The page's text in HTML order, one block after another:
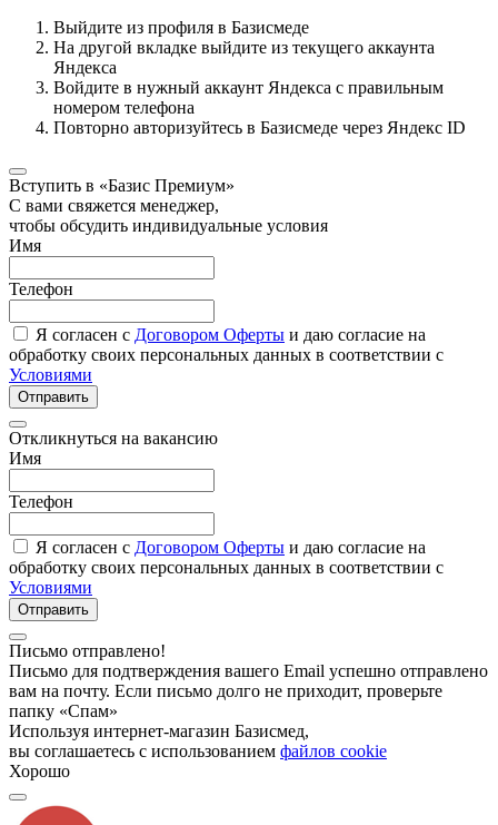
Выйдите из профиля в Базисмеде
На другой вкладке выйдите из текущего аккаунта
Яндекса
Войдите в нужный аккаунт Яндекса с правильным
номером телефона
Повторно авторизуйтесь в Базисмеде через Яндекс ID
Вступить в «Базис Премиум»
С вами свяжется менеджер,
чтобы обсудить индивидуальные условия
Имя
Телефон
Я согласен с Договором Оферты и даю согласие на
обработку своих персональных данных в соответствии с
Условиями
Отправить
Откликнуться на вакансию
Имя
Телефон
Я согласен с Договором Оферты и даю согласие на
обработку своих персональных данных в соответствии с
Условиями
Отправить
Письмо отправлено!
Письмо для подтверждения вашего Email успешно отправлено
вам на почту. Если письмо долго не приходит, проверьте
папку «Спам»
Используя интернет-магазин Базисмед,
вы соглашаетесь с использованием файлов cookie
Хорошо